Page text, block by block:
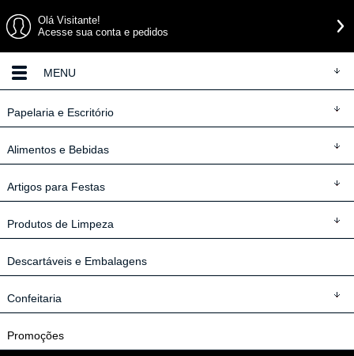
Olá Visitante!
Acesse sua conta e pedidos
MENU
Papelaria e Escritório
Alimentos e Bebidas
Artigos para Festas
Produtos de Limpeza
Descartáveis e Embalagens
Confeitaria
Promoções